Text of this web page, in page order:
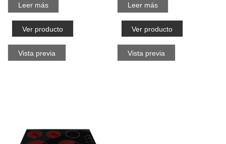
Leer más
Ver producto
Vista previa
Leer más
Ver producto
Vista previa